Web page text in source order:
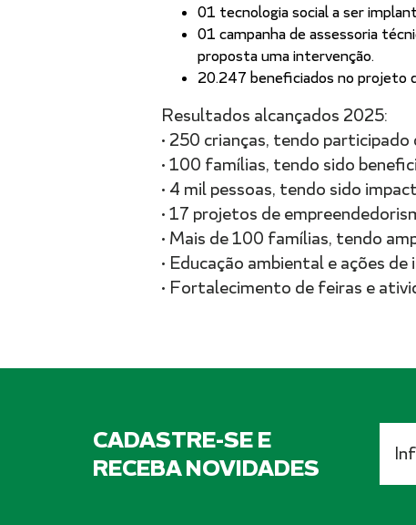
01 tecnologia social a ser
01 campanha de assessoria
proposta uma intervenção.
20.247 beneficiados no projeto
Resultados alcançados 2025:
• 250 crianças, tendo
• 100 famílias, tendo sido
• 4 mil pessoas, tendo sido
• 17 projetos de
• Mais de 100 famílias, tendo
• Educação ambiental e ações
• Fortalecimento de feiras e
CADASTRE-SE E
RECEBA NOVIDADES